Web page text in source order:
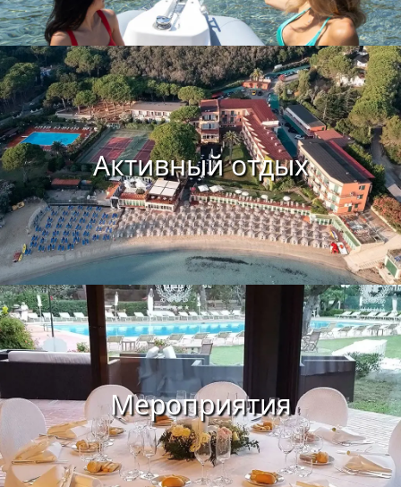
Активный отдых
Мероприятия